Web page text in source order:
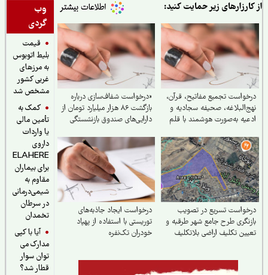
وب
گردی
قیمت
بلیط اتوبوس
به مرزهای
غربی کشور
مشخص شد
کمک به
تأمین مالی
یا واردات
داروی
ELAHERE
برای بیماران
مقاوم به
شیمی‌درمانی
در سرطان
تخمدان
آیا با کپی
مدارک می
توان سوار
قطار شد؟
زیر حمایت کنید:
تجمیع مفاتیح، قرآن،
صحیفه سجادیه و
به‌صورت هوشمند با قلم
«درخواست شفاف‌سازی درباره
بازگشت ۸۶ هزار میلیارد تومان از
دارایی‌های صندوق بازنشستگی
جهت تحقق مطالبات و بهبود
معیشت بازنشستگان»
تسریع در تصویب
طرح جامع شهر طرقبه و
تکلیف اراضی بلاتکلیف
درخواست ایجاد جاذبه‌های
توریستی با استفاده از پهپاد
خودران تک‌نفره